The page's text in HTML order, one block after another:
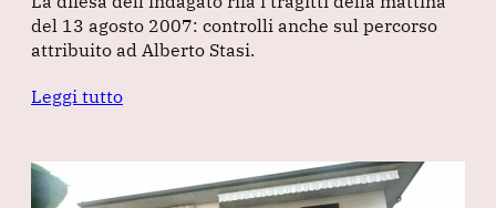
del 13 agosto 2007: controlli anche sul percorso
attribuito ad Alberto Stasi.
Leggi tutto